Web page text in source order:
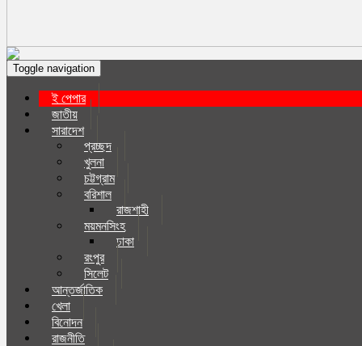
Toggle navigation
ই পেপার
জাতীয়
সারাদেশ
প্রচ্ছদ
খুলনা
চট্টগ্রাম
বরিশাল
রাজশাহী
ময়মনসিংহ
ঢাকা
রংপুর
সিলেট
আন্তর্জাতিক
খেলা
বিনোদন
রাজনীতি